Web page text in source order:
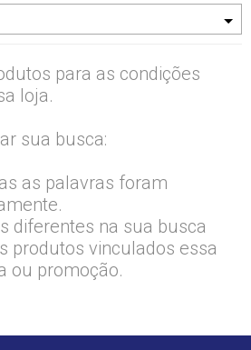
para as condições
loja.
sua busca:
as palavras foram
diferentes na sua busca
produtos vinculados essa
ou promoção.